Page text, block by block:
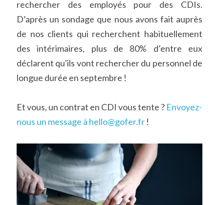
rechercher des employés pour des CDIs.
D’après un sondage que nous avons fait auprès
de nos clients qui recherchent habituellement
des intérimaires, plus de 80% d’entre eux
déclarent qu'ils vont rechercher du personnel de
longue durée en septembre !
Et vous, un contrat en CDI vous tente ? Envoyez-
nous un message à hello@gofer.fr !